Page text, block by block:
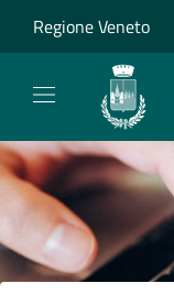
Regione Veneto